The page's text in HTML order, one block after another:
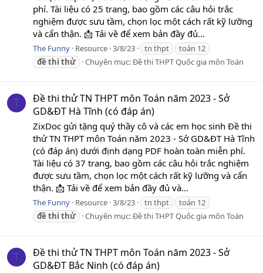
phí. Tài liệu có 25 trang, bao gồm các câu hỏi trắc
nghiệm được sưu tầm, chọn lọc một cách rất kỹ lưỡng
và cẩn thận. 📩 Tải về để xem bản đầy đủ...
The Funny Resource 3/8/23 tn thpt
toán 12
đề thi thử Chuyên mục:Đề thi THPT Quốc gia môn Toán
T
Đề thi thử TN THPT môn Toán năm 2023 - Sở
GD&ĐT Hà Tĩnh (có đáp án)
ZixDoc gửi tặng quý thầy cô và các em học sinh Đề thi
thử TN THPT môn Toán năm 2023 - Sở GD&ĐT Hà Tĩnh
(có đáp án) dưới định dạng PDF hoàn toàn miễn phí.
Tài liệu có 37 trang, bao gồm các câu hỏi trắc nghiệm
được sưu tầm, chọn lọc một cách rất kỹ lưỡng và cẩn
thận. 📩 Tải về để xem bản đầy đủ và...
The Funny Resource 3/8/23 tn thpt
toán 12
đề thi thử Chuyên mục:Đề thi THPT Quốc gia môn Toán
T
Đề thi thử TN THPT môn Toán năm 2023 - Sở
GD&ĐT Bắc Ninh (có đáp án)